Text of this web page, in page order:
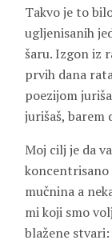
Takvo je to
ugljenisanih
šaru. Izgon iz
prvih dana
poezijom
jurišaš, barem
Moj cilj je da
koncentrisano
mučnina a
mi koji smo
blažene